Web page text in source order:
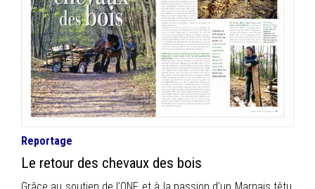
Reportage
Le retour des chevaux des bois